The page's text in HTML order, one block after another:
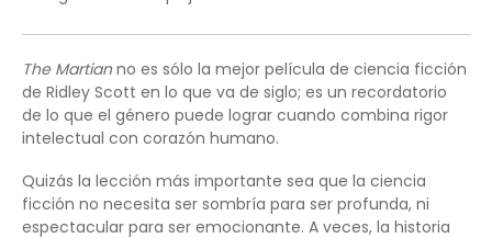
The Martianno es sólo la mejor película de ciencia ficción
de Ridley Scott en lo que va de siglo; es un recordatorio
de lo que el género puede lograr cuando combina rigor
intelectual con corazón humano.
Quizás la lección más importante sea que la ciencia
ficción no necesita ser sombría para ser profunda, ni
espectacular para ser emocionante. A veces, la historia